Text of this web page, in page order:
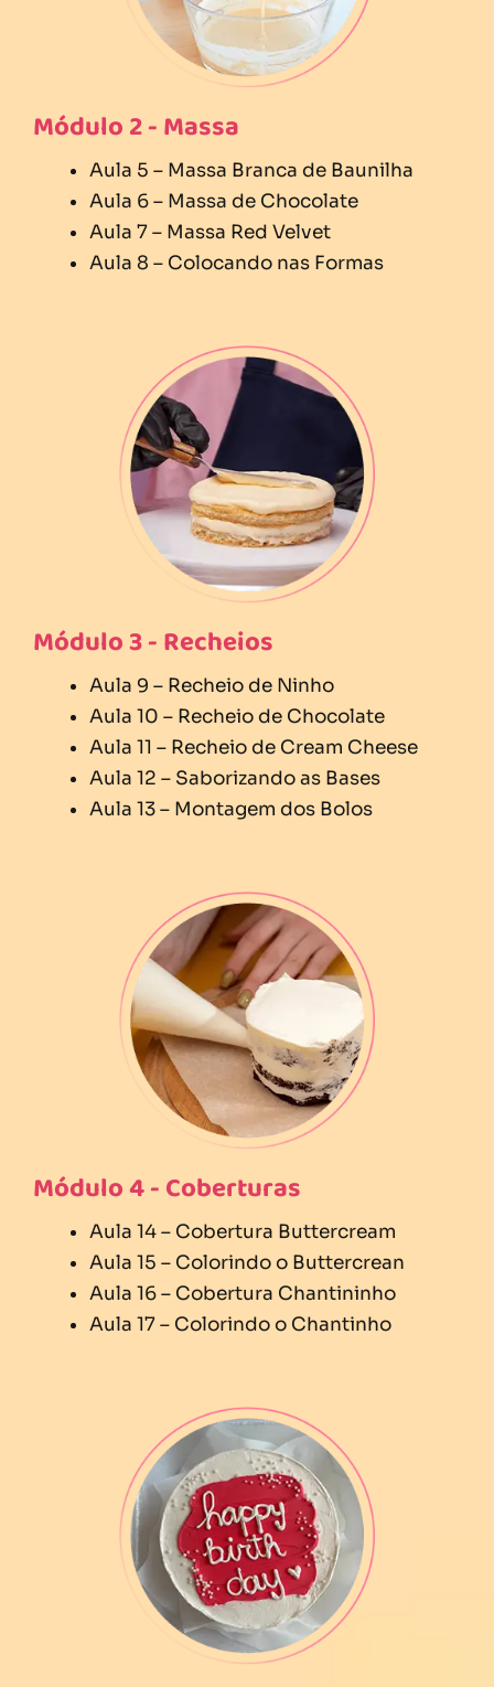
Módulo 2 - Massa
Aula 5 – Massa Branca de Baunilha
Aula 6 – Massa de Chocolate
Aula 7 – Massa Red Velvet
Aula 8 – Colocando nas Formas
Módulo 3 - Recheios
Aula 9 – Recheio de Ninho
Aula 10 – Recheio de Chocolate
Aula 11 – Recheio de Cream Cheese
Aula 12 – Saborizando as Bases
Aula 13 – Montagem dos Bolos
Módulo 4 - Coberturas
Aula 14 – Cobertura Buttercream
Aula 15 – Colorindo o Buttercrean
Aula 16 – Cobertura Chantininho
Aula 17 – Colorindo o Chantinho